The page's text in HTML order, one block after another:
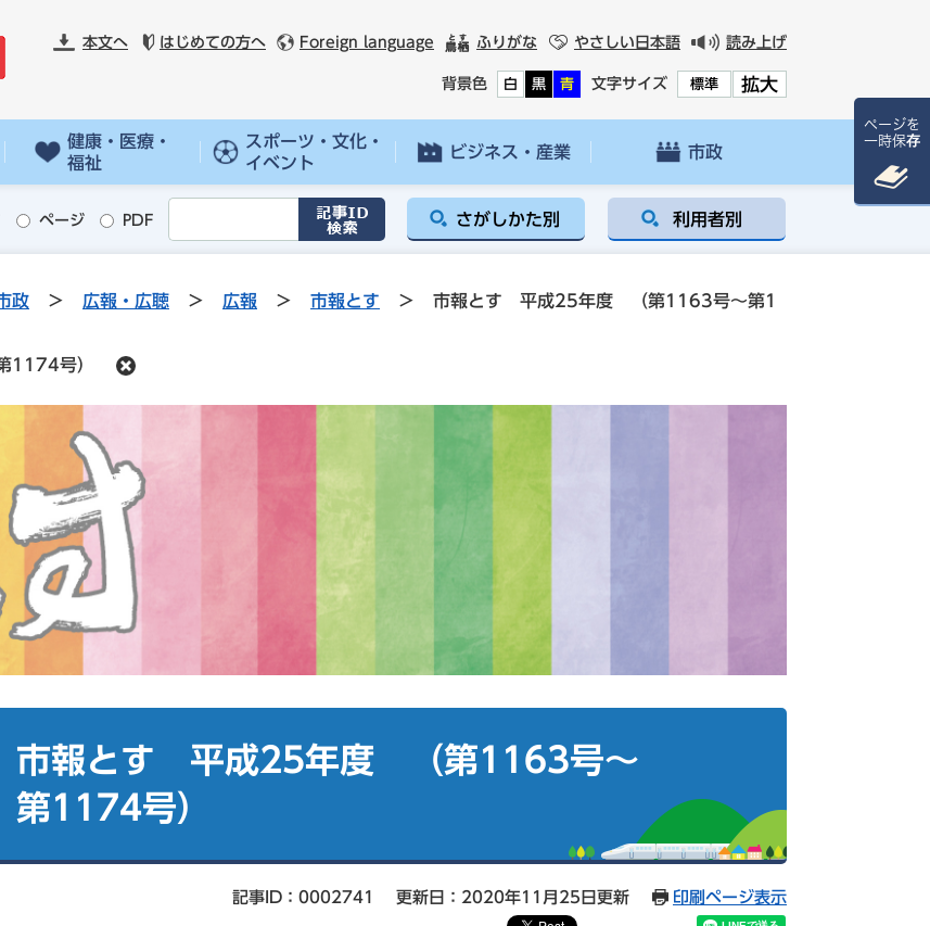
本文へ はじめての方へ Foreign language ふりがな やさしい日本語 読み上げ
背景色 白 黒 青 文字サイズ 標準 拡大
健康・医療・
福祉
スポーツ・文化・
イベント
ビジネス・産業 市政
ページ PDF さがしかた別 利用者別
政 > 広報・広聴 > 広報 > 市報とす >
市報とす 平成25年度 （第1163号～第1
1174号）
市報とす 平成25年度 （第1163号～
第1174号）
記事ID：0002741 更新日：2020年11月25日更新 印刷ページ表示
ページを
一時保存